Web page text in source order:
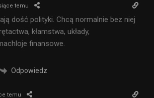
temu
dość polityki. Chcą normalnie bez niej
kłamstwa, układy,
finansowe.
Odpowiedz
temu